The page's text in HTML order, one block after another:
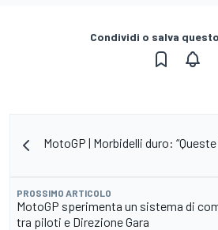
Condividi o salva
MotoGP | Morbidelli duro:
PROSSIMO ARTICOLO
MotoGP sperimenta un sistema di
tra piloti e Direzione Gara